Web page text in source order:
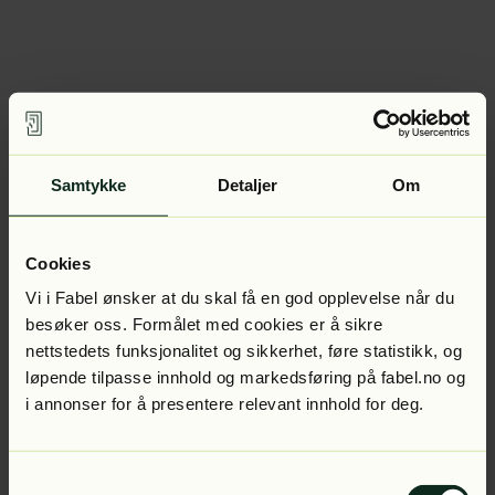
Samtykke Detaljer Om
Cookies
Vi i Fabel ønsker at du skal få en god opplevelse når du
besøker oss. Formålet med cookies er å sikre
nettstedets funksjonalitet og sikkerhet, føre statistikk, og
løpende tilpasse innhold og markedsføring på fabel.no og
i annonser for å presentere relevant innhold for deg.